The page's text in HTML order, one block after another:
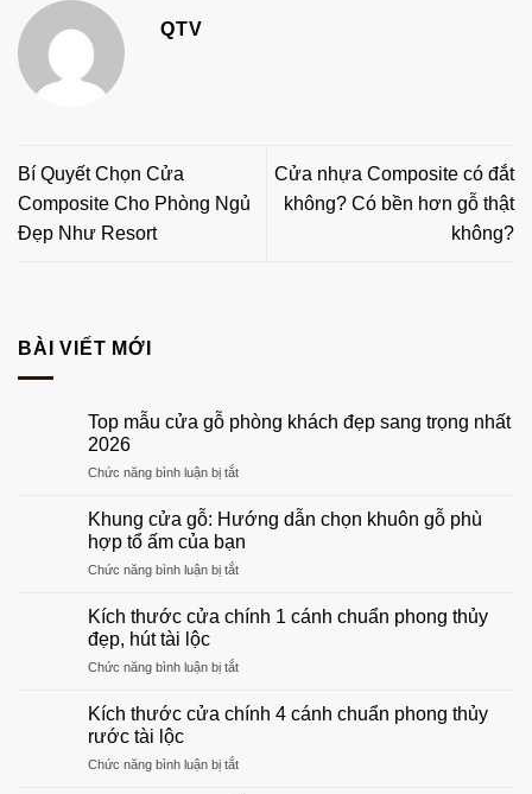
QTV
Bí Quyết Chọn Cửa
Composite Cho Phòng Ngủ
Đẹp Như Resort
Cửa nhựa Composite có đắt
không? Có bền hơn gỗ thật
không?
BÀI VIẾT MỚI
Top mẫu cửa gỗ phòng khách đẹp sang trọng nhất
2026
Chức năng bình luận bị tắtở
mẫu
gỗ
phòng
đẹp
nhất
Khung cửa gỗ: Hướng dẫn chọn khuôn gỗ phù
hợp tổ ấm của bạn
Chức năng bình luận bị tắtở
cửa
dẫn
khuôn
hợp
Kích thước cửa chính 1 cánh chuẩn phong thủy
đẹp, hút tài lộc
Chức năng bình luận bị tắtở
thước
1
Kích thước cửa chính 4 cánh chuẩn phong thủy
rước tài lộc
Chức năng bình luận bị tắtở